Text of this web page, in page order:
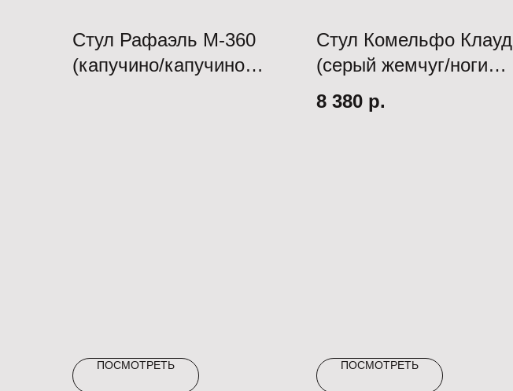
Стул Рафаэль М-360
(капучино/капучино
ПОСМОТРЕТЬ
Стул Комельфо Клауд
(серый жемчуг/ноги
люкс белый)
8 380 р.
ПОСМОТРЕТЬ